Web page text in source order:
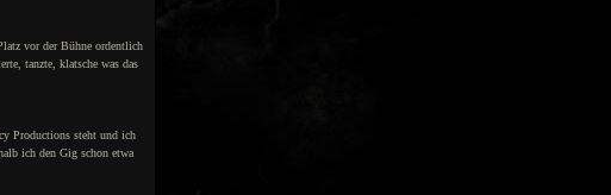
vor der Bühne ordentlich
tanzte, klatsche was das
Productions steht und ich
ich den Gig schon etwa